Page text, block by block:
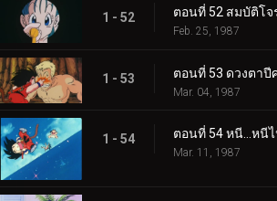
1 - 52 ตอนที่ 52 สมบัติโจ
Feb. 25, 1987
1 - 53 ตอนที่ 53 ดวงตาปี
Mar. 04, 1987
1 - 54 ตอนที่ 54 หนี…หนี
Mar. 11, 1987